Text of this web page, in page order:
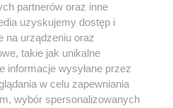
nie może być powielany i
w jakikolwiek sposób (w
na jakimkolwiek polu
włącznie z umieszczaniem w Internecie
Jakiekolwiek użycie lub
w części z naruszeniem prawa, tzn.
pod groźbą kary i może być ścigane
partnerów oraz inne
uzyskujemy dostęp i
na urządzeniu oraz
takie jak unikalne
informacje wysyłane przez
w celu zapewniania
wybór spersonalizowanych